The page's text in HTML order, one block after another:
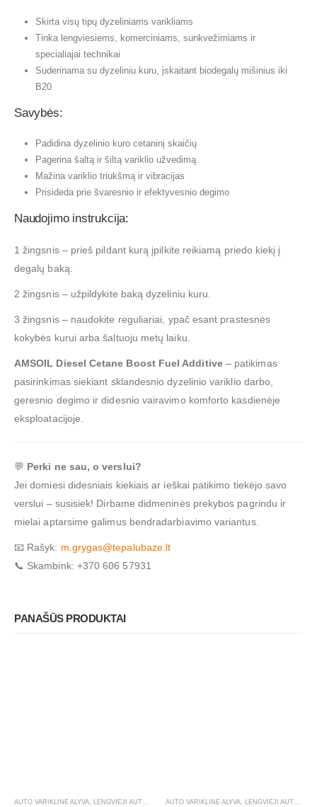
Skirta visų tipų dyzeliniams varikliams
Tinka lengviesiems, komerciniams, sunkvežimiams ir
specialiajai technikai
Suderinama su dyzeliniu kuru, įskaitant biodegalų mišinius iki
B20
Savybės:
Padidina dyzelinio kuro cetaninį skaičių
Pagerina šaltą ir šiltą variklio užvedimą
Mažina variklio triukšmą ir vibracijas
Prisideda prie švaresnio ir efektyvesnio degimo
Naudojimo instrukcija:
1 žingsnis – prieš pildant kurą įpilkite reikiamą priedo kiekį į
degalų baką.
2 žingsnis – užpildykite baką dyzeliniu kuru.
3 žingsnis – naudokite reguliariai, ypač esant prastesnės
kokybės kurui arba šaltuoju metų laiku.
AMSOIL Diesel Cetane Boost Fuel Additive– patikimas
pasirinkimas siekiant sklandesnio dyzelinio variklio darbo,
geresnio degimo ir didesnio vairavimo komforto kasdienėje
eksploatacijoje.
💬 Perki ne sau, o verslui?
Jei domiesi didesniais kiekiais ar ieškai patikimo tiekėjo savo
verslui – susisiek! Dirbame didmeninės prekybos pagrindu ir
mielai aptarsime galimus bendradarbiavimo variantus.
📧 Rašyk: m.grygas@tepalubaze.lt
📞 Skambink: +370 606 57931
PANAŠŪS PRODUKTAI
AUTO VARIKLINĖ ALYVA, LENGVIEJI AUTOMOBILIAI AUTO VARIKLINĖ ALYVA, LENGVIEJI AUTOMOBILIAI